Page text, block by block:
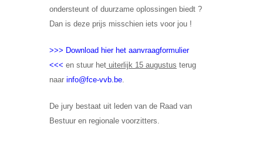
ondersteunt of duurzame oplossingen biedt ?
Dan is deze prijs misschien iets voor jou !
>>> Download hier het aanvraagformulier
<<< en stuur het uiterlijk 15 augustus terug
naar info@fce-vvb.be.
De jury bestaat uit leden van de Raad van
Bestuur en regionale voorzitters.